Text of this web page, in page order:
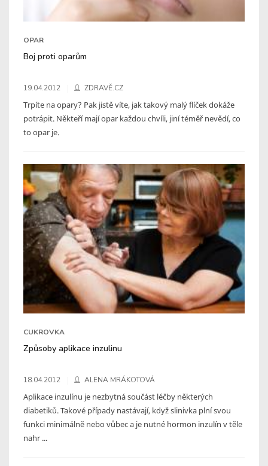
OPAR
Boj proti oparům
19.04.2012 ZDRAVĚ.CZ
Trpíte na opary? Pak jistě víte, jak takový malý flíček dokáže
potrápit. Někteří mají opar každou chvíli, jiní téměř nevědí, co
to opar je.
CUKROVKA
Způsoby aplikace inzulinu
18.04.2012 ALENA MRÁKOTOVÁ
Aplikace inzulínu je nezbytná součást léčby některých
diabetiků. Takové případy nastávají, když slinivka plní svou
funkci minimálně nebo vůbec a je nutné hormon inzulín v těle
nahr ...